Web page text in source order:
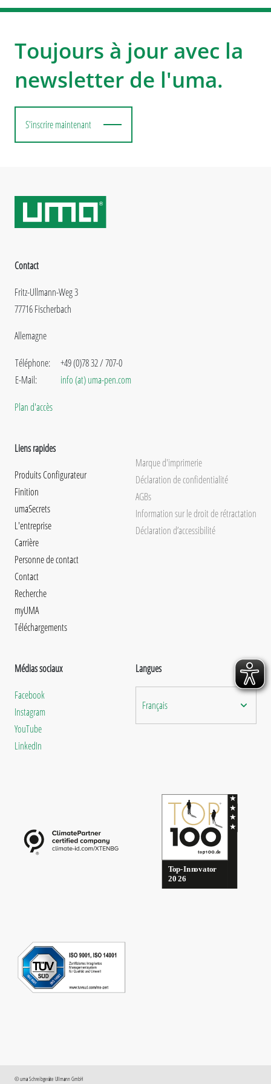
Toujours à jour avec la
newsletter de l'uma.
S'inscrire maintenant
Contact
Fritz-Ullmann-Weg 3
77716 Fischerbach
Allemagne
Téléphone:
E-Mail:
+49 (0)78 32 / 707-0
info (at) uma-pen.com
Plan d'accès
Liens rapides
Produits Configurateur
Finition
umaSecrets
L'entreprise
Carrière
Personne de contact
Contact
Recherche
myUMA
Téléchargements
Marque d'imprimerie
Déclaration de confidentialité
AGBs
Information sur le droit de rétractation
Déclaration d’accessibilité
Médias sociaux
Facebook
Instagram
YouTube
LinkedIn
Langues
Français
©umaSchreibgeräte Ullmann GmbH